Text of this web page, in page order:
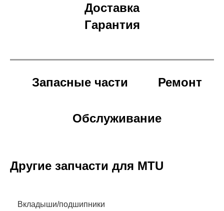
Доставка
Гарантия
Запасные части Ремонт
Обслуживание
Другие запчасти для MTU
Вкладыши/подшипники